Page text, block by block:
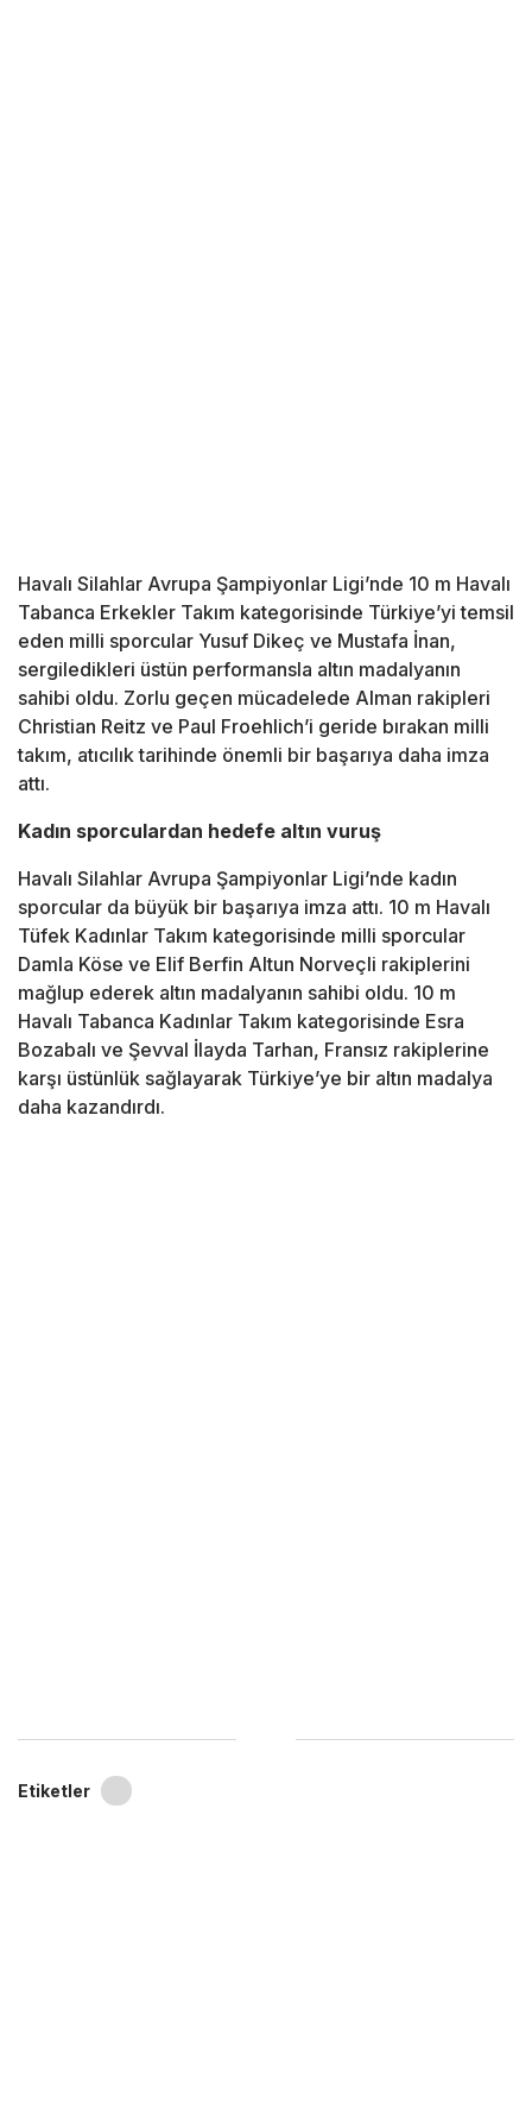
Havalı Silahlar Avrupa Şampiyonlar Ligi’nde 10 m Havalı
Tabanca Erkekler Takım kategorisinde Türkiye’yi temsil
eden milli sporcular Yusuf Dikeç ve Mustafa İnan,
sergiledikleri üstün performansla altın madalyanın
sahibi oldu. Zorlu geçen mücadelede Alman rakipleri
Christian Reitz ve Paul Froehlich’i geride bırakan milli
takım, atıcılık tarihinde önemli bir başarıya daha imza
attı.
Kadın sporculardan hedefe altın vuruş
Havalı Silahlar Avrupa Şampiyonlar Ligi’nde kadın
sporcular da büyük bir başarıya imza attı. 10 m Havalı
Tüfek Kadınlar Takım kategorisinde milli sporcular
Damla Köse ve Elif Berfin Altun Norveçli rakiplerini
mağlup ederek altın madalyanın sahibi oldu. 10 m
Havalı Tabanca Kadınlar Takım kategorisinde Esra
Bozabalı ve Şevval İlayda Tarhan, Fransız rakiplerine
karşı üstünlük sağlayarak Türkiye’ye bir altın madalya
daha kazandırdı.
Etiketler